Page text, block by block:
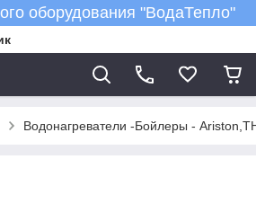
оборудования "ВодаТепло"
Водонагреватели -Бойлеры -